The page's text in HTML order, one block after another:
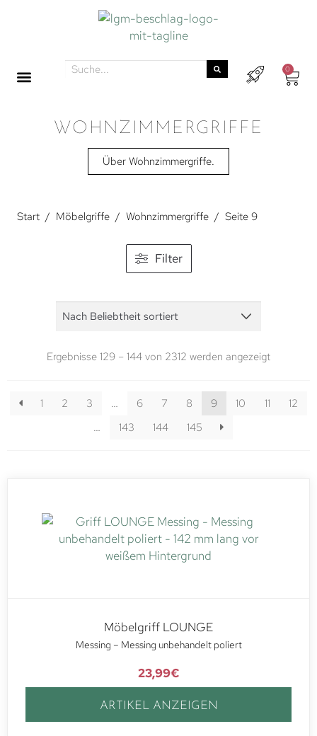
0
WOHNZIMMERGRIFFE
Über Wohnzimmergriffe.
Start / Möbelgriffe / Wohnzimmergriffe / Seite 9
Filter
Ergebnisse 129 – 144 von 2312 werden angezeigt
1 2 3 … 6 7 8 9 10 11
12
…
143 144 145
Möbelgriff LOUNGE
Messing – Messing unbehandelt poliert
23,99€
ARTIKEL ANZEIGEN